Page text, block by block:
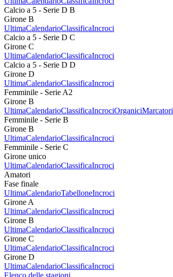
Calcio a 5 - Serie D B
Girone B
UltimaCalendarioClassificaIncroci
Calcio a 5 - Serie D C
Girone C
UltimaCalendarioClassificaIncroci
Calcio a 5 - Serie D D
Girone D
UltimaCalendarioClassificaIncroci
Femminile - Serie A2
Girone B
UltimaCalendarioClassificaIncrociOrganiciMarcatori
Femminile - Serie B
Girone B
UltimaCalendarioClassificaIncroci
Femminile - Serie C
Girone unico
UltimaCalendarioClassificaIncroci
Amatori
Fase finale
UltimaCalendarioTabelloneIncroci
Girone A
UltimaCalendarioClassificaIncroci
Girone B
UltimaCalendarioClassificaIncroci
Girone C
UltimaCalendarioClassificaIncroci
Girone D
UltimaCalendarioClassificaIncroci
Elenco delle stagioni